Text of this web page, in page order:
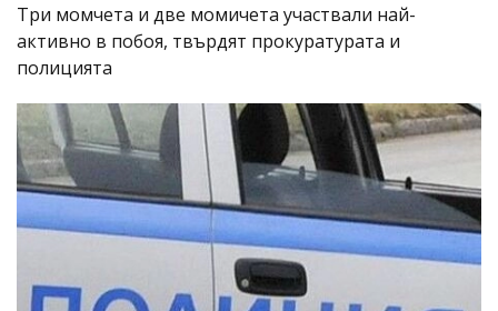
Три момчета и две момичета участвали най-
активно в побоя, твърдят прокуратурата и
полицията